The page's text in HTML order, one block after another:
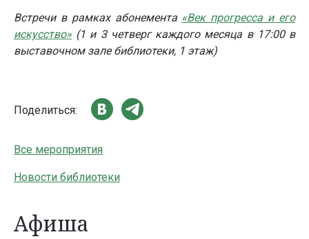
Встречи в рамках абонемента «Век прогресса и его
искусство» (1 и 3 четверг каждого месяца в 17:00 в
выставочном зале библиотеки, 1 этаж)
Поделиться:
Все мероприятия
Новости библиотеки
Афиша